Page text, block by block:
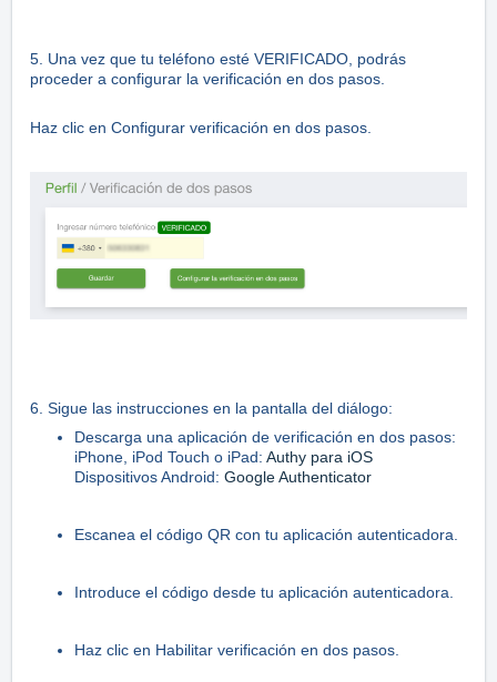
5. Una vez que tu teléfono esté VERIFICADO, podrás
proceder a configurar la verificación en dos pasos.
Haz clic en Configurar verificación en dos pasos.
6. Sigue las instrucciones en la pantalla del diálogo:
Descarga una aplicación de verificación en dos pasos:
iPhone, iPod Touch o iPad: Authy para iOS
Dispositivos Android: Google Authenticator
Escanea el código QR con tu aplicación autenticadora.
Introduce el código desde tu aplicación autenticadora.
Haz clic en Habilitar verificación en dos pasos.